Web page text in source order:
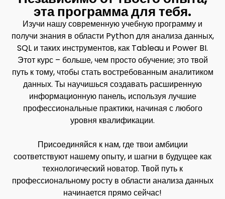
эта программа для тебя. ​
Изучи нашу современную учебную программу и
получи знания в области Python для анализа данных,
SQL и таких инструментов, как Tableau и Power BI.
Этот курс – больше, чем просто обучение; это твой
путь к тому, чтобы стать востребованным аналитиком
данных. Ты научишься создавать расширенную
информационную панель, используя лучшие
профессиональные практики, начиная с любого
уровня квалификации.
Присоединяйся к нам, где твои амбиции
соответствуют нашему опыту, и шагни в будущее как
технологический новатор. Твой путь к
профессиональному росту в области анализа данных
начинается прямо сейчас!